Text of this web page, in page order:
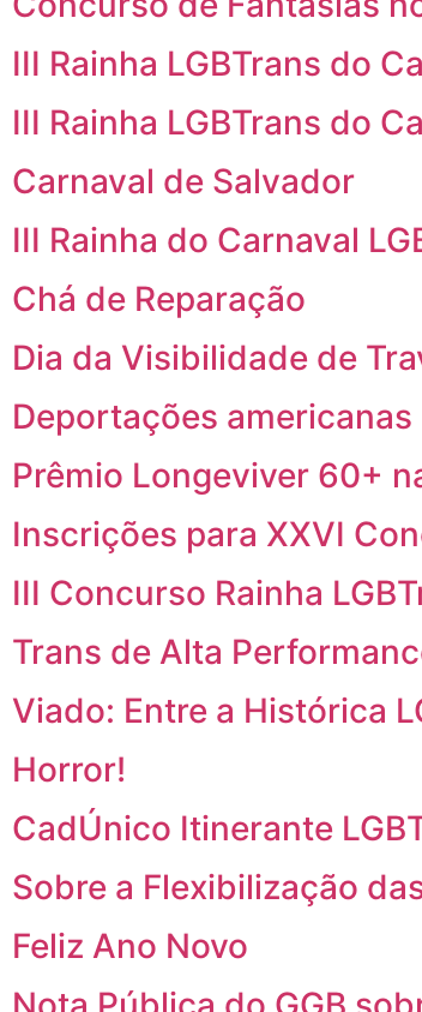
III Rainha LGBTrans do
III Rainha LGBTrans do
Carnaval de Salvador
III Rainha do Carnaval
Chá de Reparação
Dia da Visibilidade de
Deportações
Prêmio Longeviver 60+
Inscrições para XXVI
III Concurso Rainha
Trans de Alta
Viado: Entre a Histórica
Horror!
CadÚnico Itinerante
Sobre a Flexibilização
Feliz Ano Novo